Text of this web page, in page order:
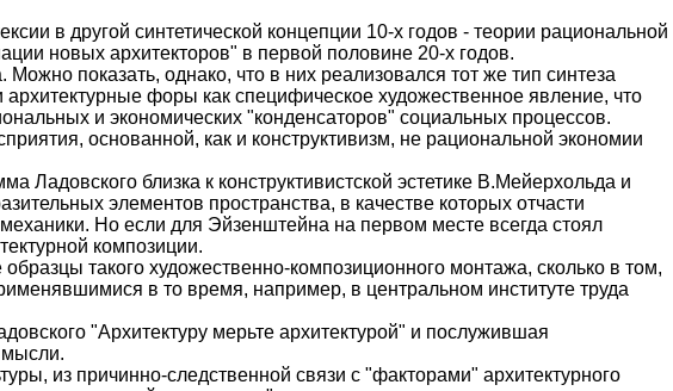
в другой синтетической концепции 10-х годов - теории рациональной
новых архитекторов" в первой половине 20-х годов.
показать, однако, что в них реализовался тот же тип синтеза
архитектурные форы как специфическое художественное явление, что
и экономических "конденсаторов" социальных процессов.
основанной, как и конструктивизм, не рациональной экономии
Ладовского близка к конструктивистской эстетике В.Мейерхольда и
элементов пространства, в качестве которых отчасти
Но если для Эйзенштейна на первом месте всегда стоял
композиции.
такого художественно-композиционного монтажа, сколько в том,
в то время, например, в центральном институте труда
"Архитектуру мерьте архитектурой" и послужившая
мысли.
из причинно-следственной связи с "факторами" архитектурного